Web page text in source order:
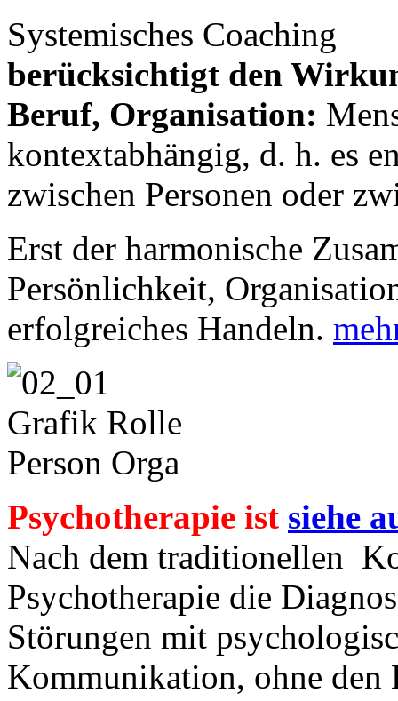
Systemisches Coaching
berücksichtigt den
Beruf, Organisation:
kontextabhängig, d. h. es
zwischen Personen oder
Erst der harmonische
Persönlichkeit,
erfolgreiches Handeln.
Psychotherapie ist siehe
Nach dem traditionellen
Psychotherapie die
Störungen mit
Kommunikation, ohne den